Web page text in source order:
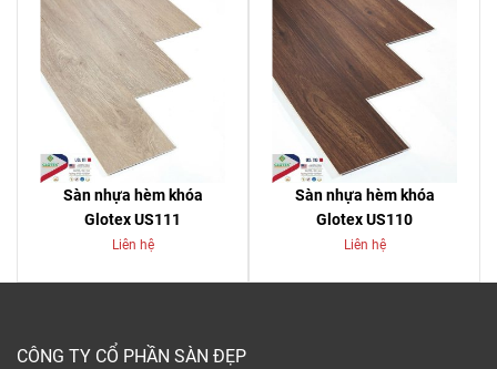
Sàn nhựa hèm khóa
Glotex US111
Liên hệ
Sàn nhựa hèm khóa
Glotex US110
Liên hệ
CÔNG TY CỔ PHẦN SÀN ĐẸP